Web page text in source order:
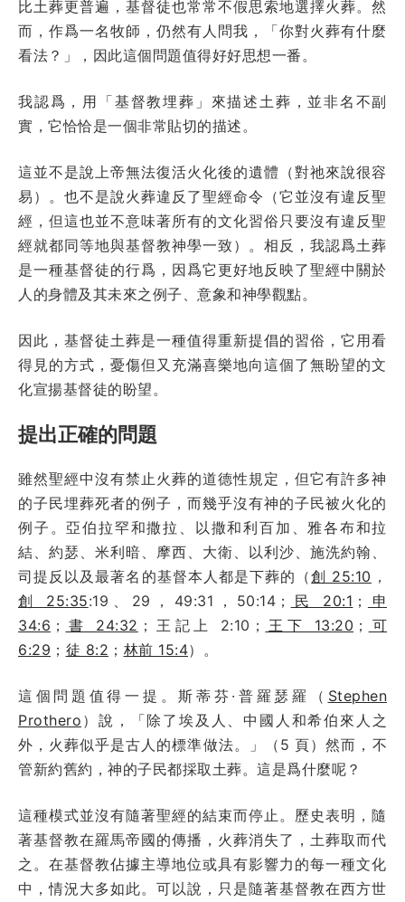
比土葬更普遍，基督徒也常常不假思索地選擇火葬。然
而，作爲一名牧師，仍然有人問我，「你對火葬有什麼
看法？」，因此這個問題值得好好思想一番。
我認爲，用「基督教埋葬」來描述土葬，並非名不副
實，它恰恰是一個非常貼切的描述。
這並不是說上帝無法復活火化後的遺體（對祂來說很容
易）。也不是說火葬違反了聖經命令（它並沒有違反聖
經，但這也並不意味著所有的文化習俗只要沒有違反聖
經就都同等地與基督教神學一致）。相反，我認爲土葬
是一種基督徒的行爲，因爲它更好地反映了聖經中關於
人的身體及其未來之例子、意象和神學觀點。
因此，基督徒土葬是一種值得重新提倡的習俗，它用看
得見的方式，憂傷但又充滿喜樂地向這個了無盼望的文
化宣揚基督徒的盼望。
提出正確的問題
雖然聖經中沒有禁止火葬的道德性規定，但它有許多神
的子民埋葬死者的例子，而幾乎沒有神的子民被火化的
例子。亞伯拉罕和撒拉、以撒和利百加、雅各布和拉
結、約瑟、米利暗、摩西、大衛、以利沙、施洗約翰、
司提反以及最著名的基督本人都是下葬的（創 25:10 ，
創 25:35:19、29，49:31，50:14； 民 20:1 ；
申
34:6 ； 書 24:32 ；王記上 2:10； 王下 13:20 ； 可
6:29 ； 徒 8:2 ； 林前 15:4）。
這個問題值得一提。斯蒂芬·普羅瑟羅（ Stephen
Prothero ）說，「除了埃及人、中國人和希伯來人之
外，火葬似乎是古人的標準做法。」（5 頁）然而，不
管新約舊約，神的子民都採取土葬。這是爲什麼呢？
這種模式並沒有隨著聖經的結束而停止。歷史表明，隨
著基督教在羅馬帝國的傳播，火葬消失了，土葬取而代
之。在基督教佔據主導地位或具有影響力的每一種文化
中，情況大多如此。可以說，只是隨著基督教在西方世